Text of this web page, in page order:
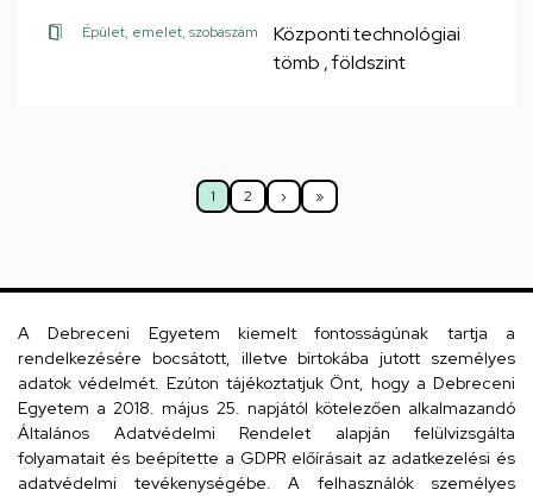
Épület, emelet, szobaszám
Központi technológiai
tömb , földszint
Jelenlegi
1
Oldal
2
Következő
›
Utolsó
»
Dolgozói adatmódosítás igénylése a DE
telefonkönyvében|Külső személyek rögzítése a
DE telefonkönyvében|Súgó|Hibabejelentés
A Debreceni Egyetem kiemelt fontosságúnak tartja a
rendelkezésére bocsátott, illetve birtokába jutott személyes
adatok védelmét. Ezúton tájékoztatjuk Önt, hogy a Debreceni
Egyetem a 2018. május 25. napjától kötelezően alkalmazandó
Általános Adatvédelmi Rendelet alapján felülvizsgálta
folyamatait és beépítette a GDPR előírásait az adatkezelési és
adatvédelmi tevékenységébe. A felhasználók személyes